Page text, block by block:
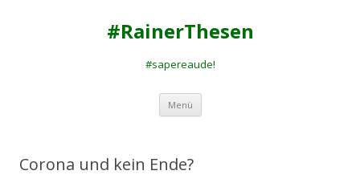
#RainerThesen
#sapereaude!
Menü Zum
springen
Corona und kein Ende?